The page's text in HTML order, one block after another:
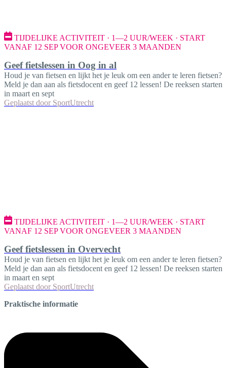
TIJDELIJKE ACTIVITEIT · 1—2 UUR/WEEK · START
VANAF 12 SEP VOOR ONGEVEER 3 MAANDEN
Geef fietslessen in Oog in al
Houd je van fietsen en lijkt het je leuk om een ander te leren fietsen?
Meld je dan aan als fietsdocent en geef 12 lessen! De reeksen starten
in maart en sept
Geplaatst door SportUtrecht
TIJDELIJKE ACTIVITEIT · 1—2 UUR/WEEK · START
VANAF 12 SEP VOOR ONGEVEER 3 MAANDEN
Geef fietslessen in Overvecht
Houd je van fietsen en lijkt het je leuk om een ander te leren fietsen?
Meld je dan aan als fietsdocent en geef 12 lessen! De reeksen starten
in maart en sept
Geplaatst door SportUtrecht
Praktische informatie